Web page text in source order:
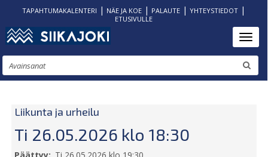
Hyppää
pääsisältöön
TAPAHTUMAKALENTERI | NÄE JA KOE| PALAUTE| YHTEYSTIEDOT|
ETUSIVULLE
Etsi
Liikunta ja urheilu
Ti 26.05.2026 klo 18:30